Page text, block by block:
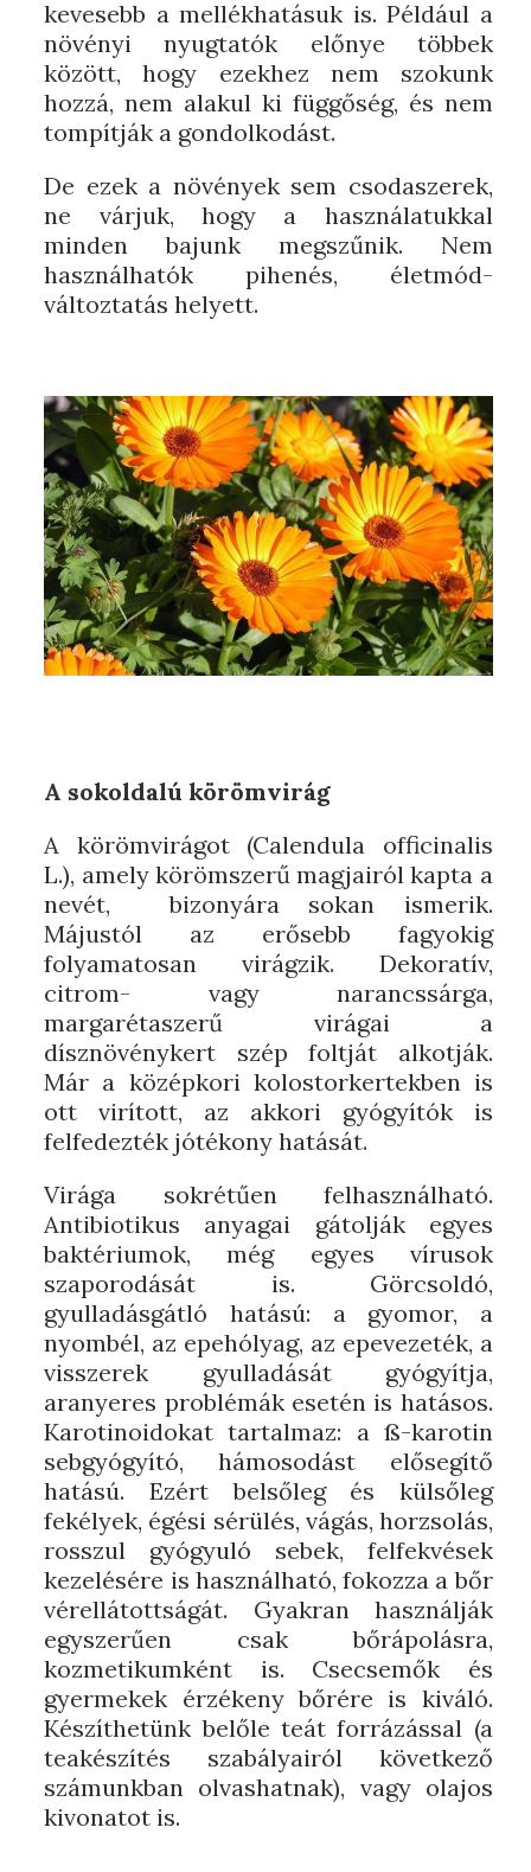
kevesebb a mellékhatásuk is. Például a
növényi nyugtatók előnye többek
között, hogy ezekhez nem szokunk
hozzá, nem alakul ki függőség, és nem
tompítják a gondolkodást.
De ezek a növények sem csodaszerek,
ne várjuk, hogy a használatukkal
minden bajunk megszűnik. Nem
használhatók pihenés, életmód-
változtatás helyett.
A sokoldalú körömvirág
A körömvirágot (Calendula officinalis
L.), amely körömszerű magjairól kapta a
nevét, bizonyára sokan ismerik.
Májustól az erősebb fagyokig
folyamatosan virágzik. Dekoratív,
citrom- vagy narancssárga,
margarétaszerű virágai a
dísznövénykert szép foltját alkotják.
Már a középkori kolostorkertekben is
ott virított, az akkori gyógyítók is
felfedezték jótékony hatását.
Virága sokrétűen felhasználható.
Antibiotikus anyagai gátolják egyes
baktériumok, még egyes vírusok
szaporodását is. Görcsoldó,
gyulladásgátló hatású: a gyomor, a
nyombél, az epehólyag, az epevezeték, a
visszerek gyulladását gyógyítja,
aranyeres problémák esetén is hatásos.
Karotinoidokat tartalmaz: a ß-karotin
sebgyógyító, hámosodást elősegítő
hatású. Ezért belsőleg és külsőleg
fekélyek, égési sérülés, vágás, horzsolás,
rosszul gyógyuló sebek, felfekvések
kezelésére is használható, fokozza a bőr
vérellátottságát. Gyakran használják
egyszerűen csak bőrápolásra,
kozmetikumként is. Csecsemők és
gyermekek érzékeny bőrére is kiváló.
Készíthetünk belőle teát forrázással (a
teakészítés szabályairól következő
számunkban olvashatnak), vagy olajos
kivonatot is.